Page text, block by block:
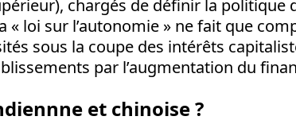
chargés de définir la politique
« loi sur l’autonomie » ne fait que
sous la coupe des intérêts
par l’augmentation du
et chinoise ?